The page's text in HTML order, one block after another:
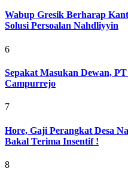
Wabup Gresik Berharap
Solusi Persoalan Nahdliyyin
6
Sepakat Masukan Dewan,
Campurrejo
7
Hore, Gaji Perangkat Desa
Bakal Terima Insentif !
8